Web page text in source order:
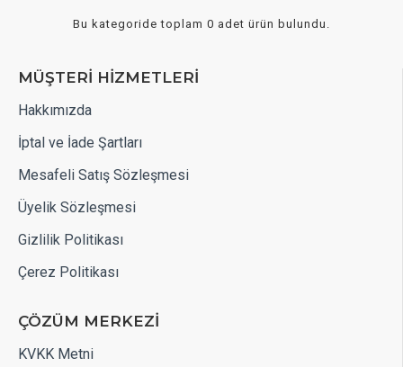
Bu kategoride toplam 0 adet ürün bulundu.
MÜŞTERİ HİZMETLERİ
Hakkımızda
İptal ve İade Şartları
Mesafeli Satış Sözleşmesi
Üyelik Sözleşmesi
Gizlilik Politikası
Çerez Politikası
ÇÖZÜM MERKEZİ
KVKK Metni